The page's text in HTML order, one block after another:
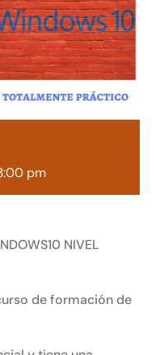
pm
NIVEL
de formación de